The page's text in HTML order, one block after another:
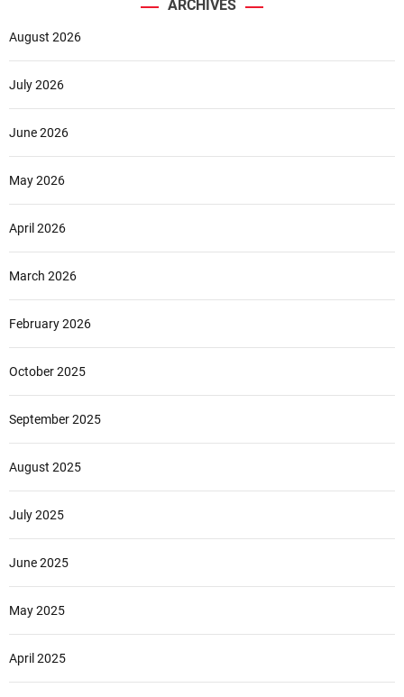
ARCHIVES
August 2026
July 2026
June 2026
May 2026
April 2026
March 2026
February 2026
October 2025
September 2025
August 2025
July 2025
June 2025
May 2025
April 2025